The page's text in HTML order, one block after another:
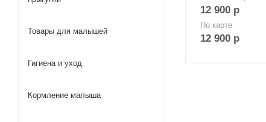
12 900 р
По карте
12 900 р
Товары для малышей
Гигиена и уход
Кормление малыша